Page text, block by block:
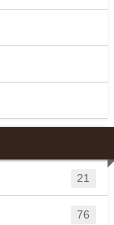
21
76